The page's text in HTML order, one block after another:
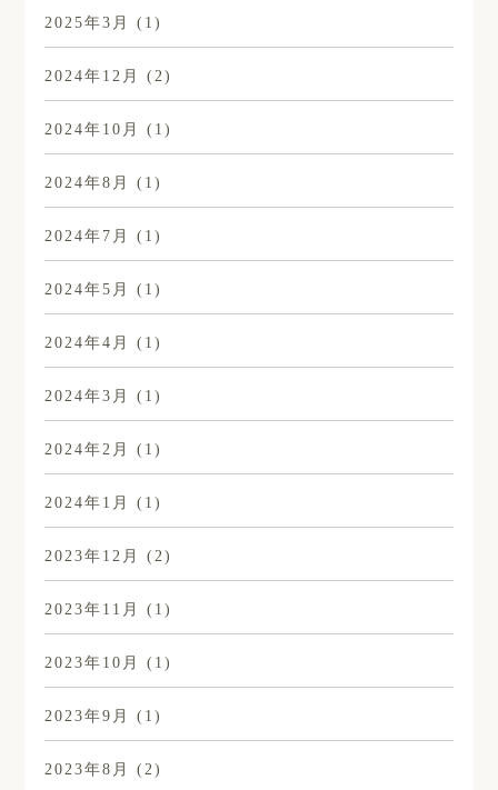
2025年3月 (1)
2024年12月 (2)
2024年10月 (1)
2024年8月 (1)
2024年7月 (1)
2024年5月 (1)
2024年4月 (1)
2024年3月 (1)
2024年2月 (1)
2024年1月 (1)
2023年12月 (2)
2023年11月 (1)
2023年10月 (1)
2023年9月 (1)
2023年8月 (2)